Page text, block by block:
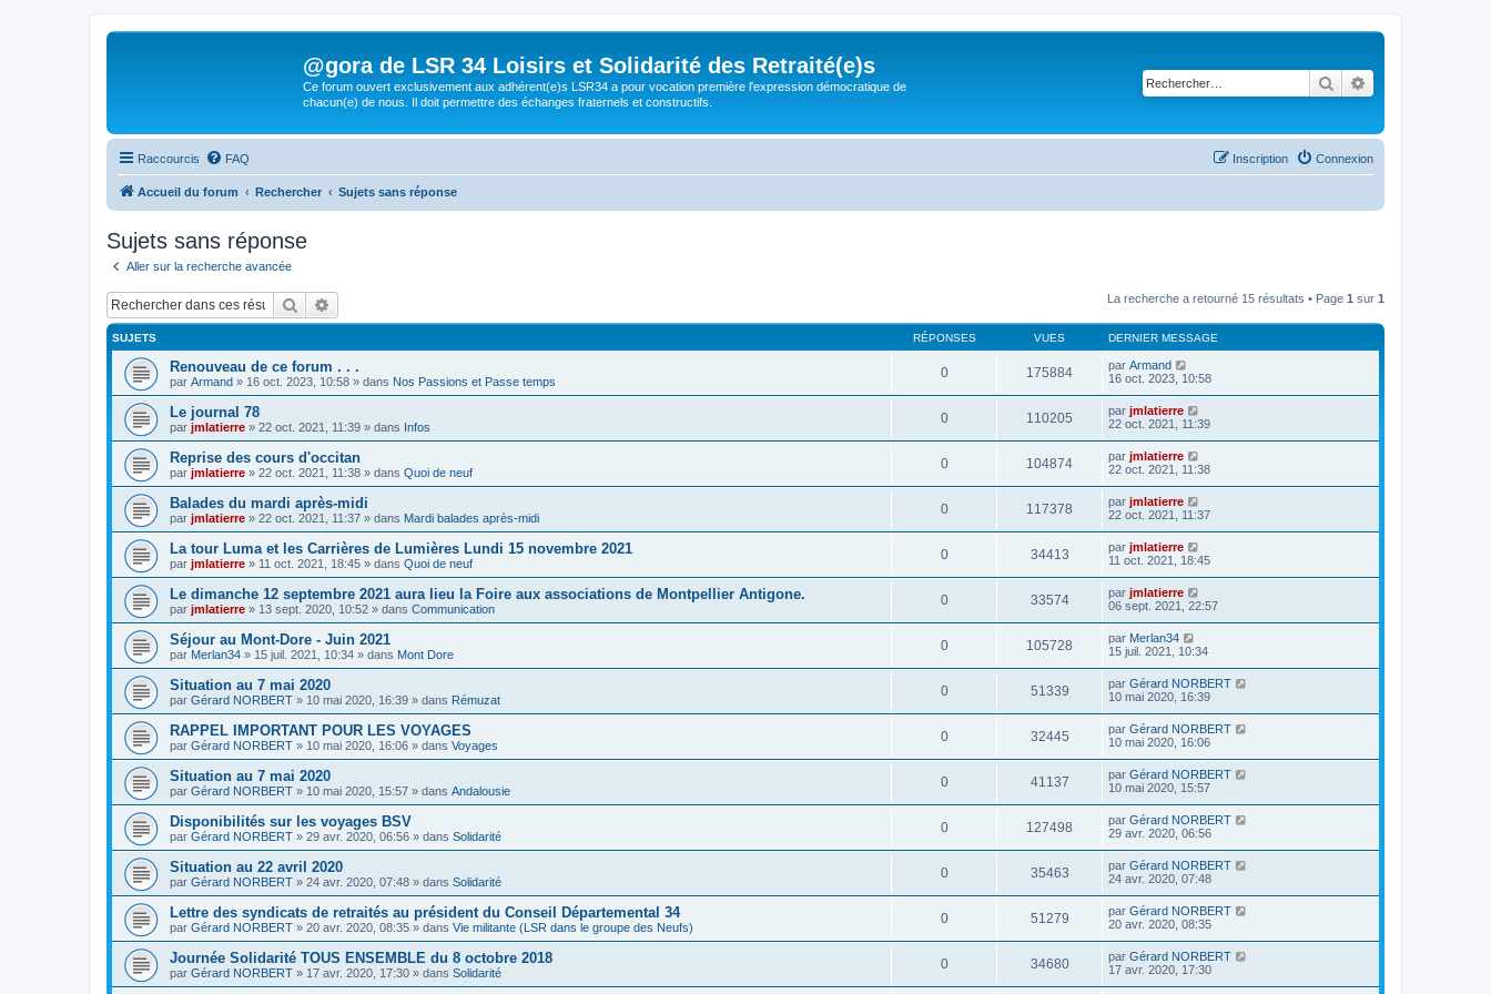
@gora de LSR 34 Loisirs et Solidarité des Retraité(e)s
Ce forum ouvert exclusivement aux adhérent(e)s LSR34 a pour vocation première l'expression démocratique de
chacun(e) de nous. Il doit permettre des échanges fraternels et constructifs.
Rechercher
Raccourcis FAQ Connexion
Inscription
Accueil du forum Rechercher Sujets sans réponse
Sujets sans réponse
Aller sur la recherche avancée
Rechercher La recherche a retourné 15 résultats • Page 1 sur 1
SUJETS RÉPONSES VUES DERNIER MESSAGE
Renouveau de ce forum . . .
par Armand » 16 oct. 2023, 10:58 » dans Nos Passions et Passe temps
0 175884 par Armand
16 oct. 2023, 10:58
Le journal 78
par jmlatierre » 22 oct. 2021, 11:39 » dans Infos
0 110205 par jmlatierre
22 oct. 2021, 11:39
Reprise des cours d'occitan
par jmlatierre » 22 oct. 2021, 11:38 » dans Quoi de neuf
0 104874 par jmlatierre
22 oct. 2021, 11:38
Balades du mardi après-midi
par jmlatierre » 22 oct. 2021, 11:37 » dans Mardi balades après-midi
0 117378 par jmlatierre
22 oct. 2021, 11:37
La tour Luma et les Carrières de Lumières Lundi 15 novembre 2021
par jmlatierre » 11 oct. 2021, 18:45 » dans Quoi de neuf
0 34413 par jmlatierre
11 oct. 2021, 18:45
Le dimanche 12 septembre 2021 aura lieu la Foire aux associations de Montpellier Antigone.
par jmlatierre » 13 sept. 2020, 10:52 » dans Communication
0 33574 par jmlatierre
06 sept. 2021, 22:57
Séjour au Mont-Dore - Juin 2021
par Merlan34 » 15 juil. 2021, 10:34 » dans Mont Dore
0 105728 par Merlan34
15 juil. 2021, 10:34
Situation au 7 mai 2020
par Gérard NORBERT » 10 mai 2020, 16:39 » dans Rémuzat
0 51339 par Gérard NORBERT
10 mai 2020, 16:39
RAPPEL IMPORTANT POUR LES VOYAGES
par Gérard NORBERT » 10 mai 2020, 16:06 » dans Voyages
0 32445 par Gérard NORBERT
10 mai 2020, 16:06
Situation au 7 mai 2020
par Gérard NORBERT » 10 mai 2020, 15:57 » dans Andalousie
0 41137 par Gérard NORBERT
10 mai 2020, 15:57
Disponibilités sur les voyages BSV
par Gérard NORBERT » 29 avr. 2020, 06:56 » dans Solidarité
0 127498 par Gérard NORBERT
29 avr. 2020, 06:56
Situation au 22 avril 2020
par Gérard NORBERT » 24 avr. 2020, 07:48 » dans Solidarité
0 35463 par Gérard NORBERT
24 avr. 2020, 07:48
Lettre des syndicats de retraités au président du Conseil Départemental 34
par Gérard NORBERT » 20 avr. 2020, 08:35 » dans Vie militante (LSR dans le groupe des Neufs)
0 51279 par Gérard NORBERT
20 avr. 2020, 08:35
Journée Solidarité TOUS ENSEMBLE du 8 octobre 2018
par Gérard NORBERT » 17 avr. 2020, 17:30 » dans Solidarité
0 34680 par Gérard NORBERT
17 avr. 2020, 17:30